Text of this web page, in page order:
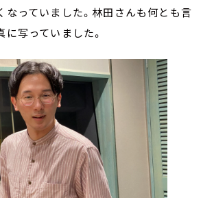
なっていました。林田さんも何とも言
写っていました。